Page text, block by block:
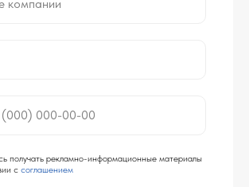
компании
получать рекламно-информационные материалы
с соглашением